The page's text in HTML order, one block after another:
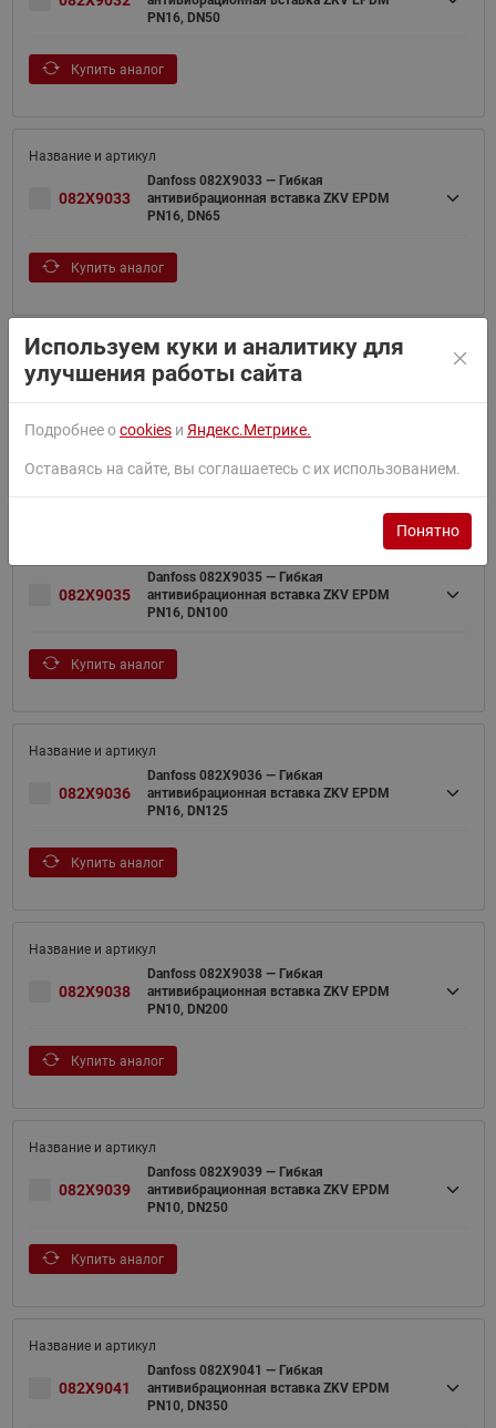
PN16, DN50
Купить аналог
082X9033
Danfoss 082X9033 — Гибкая
антивибрационная вставка ZKV EPDM
PN16, DN65
Купить аналог
Danfoss 082X9034 — Гибкая
Купить аналог
082X9035
Danfoss 082X9035 — Гибкая
антивибрационная вставка ZKV EPDM
PN16, DN100
Купить аналог
082X9036
Danfoss 082X9036 — Гибкая
антивибрационная вставка ZKV EPDM
PN16, DN125
Купить аналог
082X9038
Danfoss 082X9038 — Гибкая
антивибрационная вставка ZKV EPDM
PN10, DN200
Купить аналог
082X9039
Danfoss 082X9039 — Гибкая
антивибрационная вставка ZKV EPDM
PN10, DN250
Купить аналог
082X9041
Danfoss 082X9041 — Гибкая
антивибрационная вставка ZKV EPDM
PN10, DN350
Используем куки и аналитику для
улучшения работы сайта
Подробнее оcookies и Яндекс.Метрике.
Оставаясь на сайте, вы соглашаетесь с их использованием.
Понятно